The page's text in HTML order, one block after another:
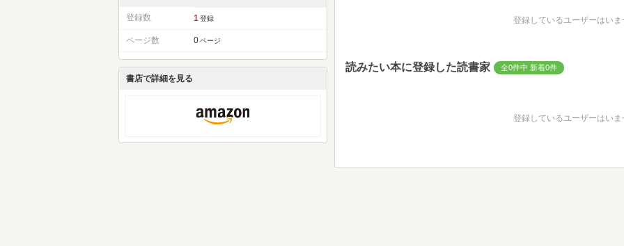
登録数 1 登録
ページ数 0 ページ
書店で詳細を見る
登録しているユーザーはいま
読みたい本に登録した読書家 全0件中 新着0件
登録しているユーザーはいま